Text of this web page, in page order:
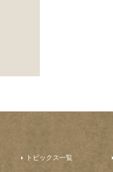
トピックス一覧